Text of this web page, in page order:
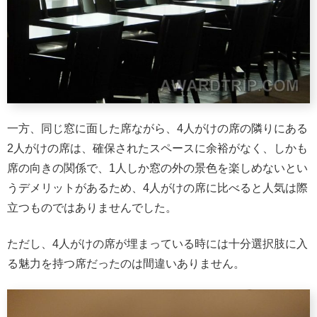
一方、同じ窓に面した席ながら、4人がけの席の隣りにある
2人がけの席は、確保されたスペースに余裕がなく、しかも
席の向きの関係で、1人しか窓の外の景色を楽しめないとい
うデメリットがあるため、4人がけの席に比べると人気は際
立つものではありませんでした。
ただし、4人がけの席が埋まっている時には十分選択肢に入
る魅力を持つ席だったのは間違いありません。